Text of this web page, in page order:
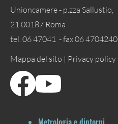
Unioncamere - p.zza Sallustio,
21 00187 Roma
tel. 06 47041 - fax 06 4704240
Mappa del sito | Privacy policy